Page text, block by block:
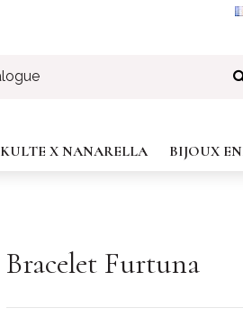
KULTE X NANARELLA BIJOUX
Bracelet Furtuna